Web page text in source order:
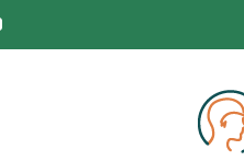
YouTube